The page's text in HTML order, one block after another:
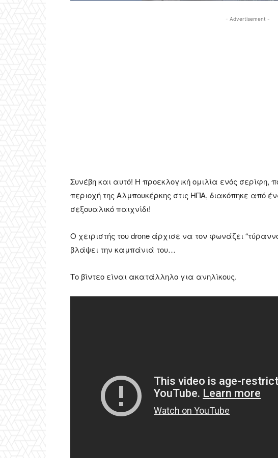
- Advertisement -
Συνέβη και αυτό! Η προεκλογική ομιλία ενός σερίφη,
περιοχή της Αλμπουκέρκης στις ΗΠΑ, διακόπηκε από
σεξουαλικό παιχνίδι!
Ο χειριστής του drone άρχισε να τον φωνάζει
βλάψει την καμπάνιά του…
Το βίντεο είναι ακατάλληλο για ανηλίκους.